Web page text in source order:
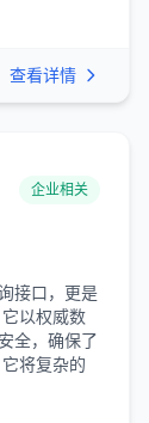
查看详情
企业相关
接口，更是
以权威数
全，确保了
将复杂的